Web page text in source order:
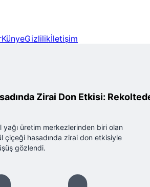
KünyeGizlilikİletişim
Zirai Don Etkisi:
yağı üretim merkezlerinden biri olan
çiçeği hasadında zirai don etkisiyle
gözlendi.